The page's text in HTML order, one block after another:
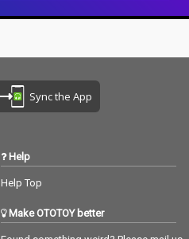
Sync the App
Help
Help Top
Make OTOTOY better